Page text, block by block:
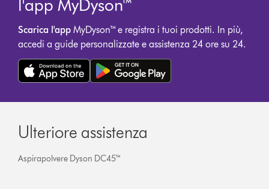
l'app MyDyson™
Scarica l'app MyDyson™ e registra i tuoi prodotti. In più,
accedi a guide personalizzate e assistenza 24 ore su 24.
Ulteriore assistenza
Aspirapolvere Dyson DC45™